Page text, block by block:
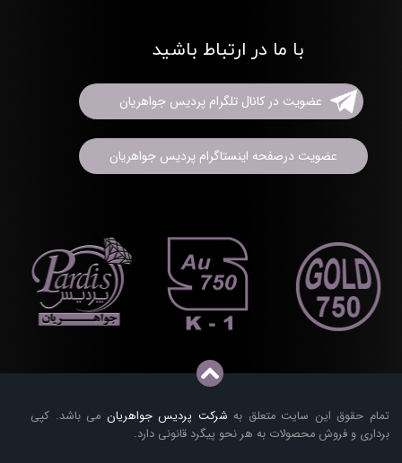
تمام حقوق این سایت متعلق به شرکت پردیس جواهریان می باشد. کپی
برداری و فروش محصولات به هر نحو پیگرد قانونی دارد.
با ما در ارتباط باشید
عضویت در کانال تلگرام پردیس جواهریان
عضویت درصفحه اینستاگرام پردیس جواهریان